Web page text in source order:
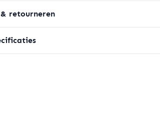
retourneren